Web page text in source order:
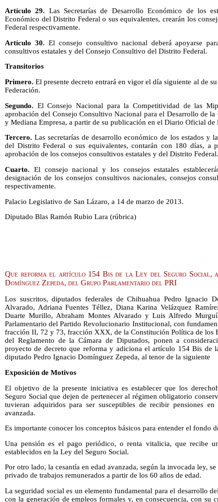
Artículo 29. Las Secretarías de Desarrollo Económico de los
Económico del Distrito Federal o sus equivalentes, crearán los
Federal respectivamente.
Artículo 30. El consejo consultivo nacional deberá apoyarse
consultivos estatales y del Consejo Consultivo del Distrito Federal.
Transitorios
Primero.El presente decreto entrará en vigor el día siguiente al de
Federación.
Segundo. El Consejo Nacional para la Competitividad de las
aprobación del Consejo Consultivo Nacional para el Desarrollo de
y Mediana Empresa, a partir de su publicación en el Diario Oficial de
Tercero. Las secretarías de desarrollo económico de los estados y
del Distrito Federal o sus equivalentes, contarán con 180 días, a
aprobación de los consejos consultivos estatales y del Distrito Federal.
Cuarto. El consejo nacional y los consejos estatales
designación de los consejos consultivos nacionales, consejos
respectivamente.
Palacio Legislativo de San Lázaro, a 14 de marzo de 2013.
Diputado Blas Ramón Rubio Lara (rúbrica)
Que reforma el artículo 154 Bis de la Ley del Seguro Social,
Domínguez Zepeda, del Grupo Parlamentario del PRI
Los suscritos, diputados federales de Chihuahua Pedro Ignacio
Alvarado, Adriana Fuentes Téllez, Diana Karina Velázquez
Duarte Murillo, Abraham Montes Alvarado y Luis Alfredo
Parlamentario del Partido Revolucionario Institucional, con
fracción II, 72 y 73, fracción XXX, de la Constitución Política de los
del Reglamento de la Cámara de Diputados, ponen a
proyecto de decreto que reforma y adiciona el artículo 154 Bis de
diputado Pedro Ignacio Domínguez Zepeda, al tenor de la siguiente
Exposición de Motivos
El objetivo de la presente iniciativa es establecer que los
Seguro Social que dejen de pertenecer al régimen obligatorio
tuvieran adquiridos para ser susceptibles de recibir pensiones
avanzada.
Es importante conocer los conceptos básicos para entender el fondo
Una pensión es el pago periódico, o renta vitalicia, que recibe
establecidos en la Ley del Seguro Social.
Por otro lado, la cesantía en edad avanzada, según la invocada ley,
privado de trabajos remunerados a partir de los 60 años de edad.
La seguridad social es un elemento fundamental para el desarrollo
con la generación de empleos formales y, en consecuencia, con su